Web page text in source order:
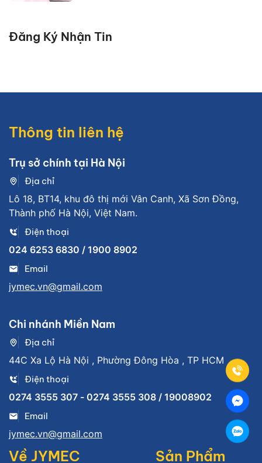
Đăng Ký Nhận Tin
Thông tin liên hệ
Trụ sở chính tại Hà Nội
Địa chỉ
Lô 18, BT14, khu đô thị mới Vân Canh, Xã Sơn Đồng,
Thành phố Hà Nội, Việt Nam.
Điện thoại
024 6253 6830 / 1900 8902
Email
jymec.vn@gmail.com
Chi nhánh Miền Nam
Địa chỉ
44C Xa Lộ Hà Nội , Phường Đông Hòa , TP HCM
Điện thoại
0274 3555 307 - 0274 3555 308 / 19008902
Email
jymec.vn@gmail.com
Về JYMEC Sản Phẩm